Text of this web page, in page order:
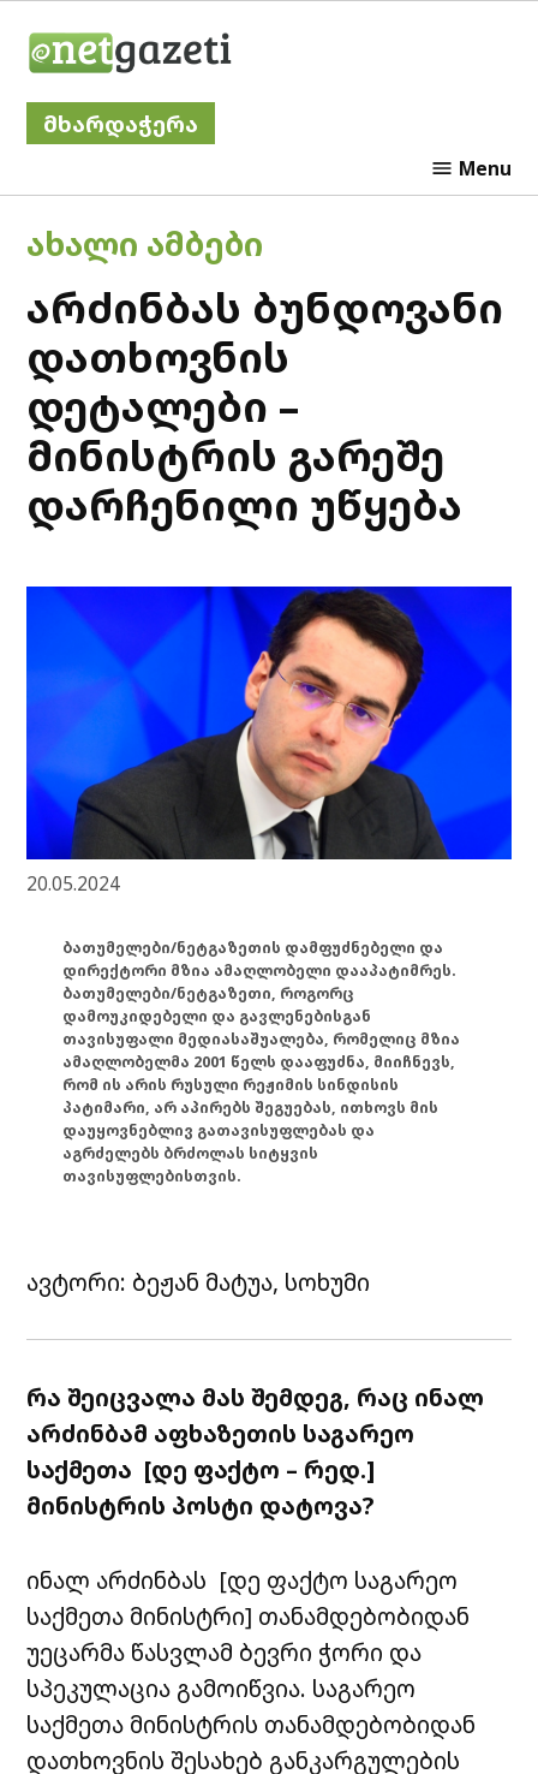
მხარდაჭერა
Menu
POSTED
IN
ᲐᲮᲐᲚᲘ ᲐᲛᲑᲔᲑᲘ
არძინბას ბუნდოვანი
დათხოვნის
დეტალები –
მინისტრის გარეშე
დარჩენილი უწყება
20.05.2024
ბათუმელები/ნეტგაზეთის დამფუძნებელი და
დირექტორი მზია ამაღლობელი დააპატიმრეს.
ბათუმელები/ნეტგაზეთი, როგორც
დამოუკიდებელი და გავლენებისგან
თავისუფალი მედიასაშუალება, რომელიც მზია
ამაღლობელმა 2001 წელს დააფუძნა, მიიჩნევს,
რომ ის არის რუსული რეჟიმის სინდისის
პატიმარი, არ აპირებს შეგუებას, ითხოვს მის
დაუყოვნებლივ გათავისუფლებას და
აგრძელებს ბრძოლას სიტყვის
თავისუფლებისთვის.
ავტორი: ბეჟან მატუა, სოხუმი
რა შეიცვალა მას შემდეგ, რაც ინალ
არძინბამ აფხაზეთის საგარეო
საქმეთა [დე ფაქტო – რედ.]
მინისტრის პოსტი დატოვა?
ინალ არძინბას [დე ფაქტო საგარეო
საქმეთა მინისტრი] თანამდებობიდან
უეცარმა წასვლამ ბევრი ჭორი და
სპეკულაცია გამოიწვია. საგარეო
საქმეთა მინისტრის თანამდებობიდან
დათხოვნის შესახებ განკარგულების